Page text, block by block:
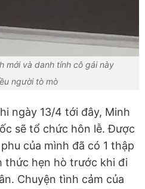
mới và danh tính cô gái này
người tò mò
ngày 13/4 tới đây, Minh
sẽ tổ chức hôn lễ. Được
của mình đã có 1 thập
thức hẹn hò trước khi đi
Chuyện tình cảm của